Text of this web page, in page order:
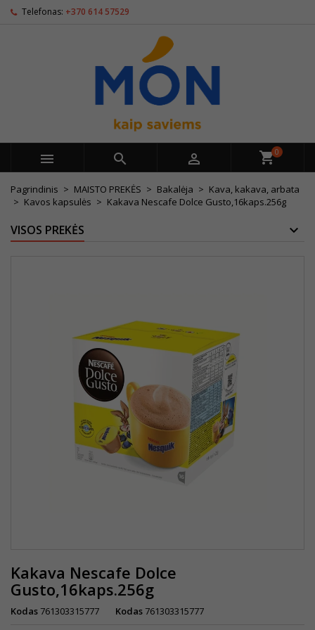
Telefonas: +370 614 57529
   0
Pagrindinis MAISTO PREKĖS Bakalėja
Kava, kakava, arbata
Kavos kapsulės
Kakava Nescafe Dolce Gusto,16kaps.256g
VISOS PREKĖS
Kakava Nescafe Dolce
Gusto,16kaps.256g
Kodas 761303315777 Kodas 761303315777